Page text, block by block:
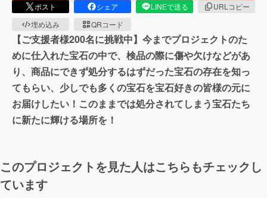
ポスト シェア LINEで送る
URLコピー
埋め込み
QRコード
【ご支援者様200名に挑戦中】今までプロジェクトのた
めに仕入れた宝石の中で、検品の際に傷や欠けなどがあ
り、商品にできず処分するはずだった宝石の存在を知っ
てもらい、少しでも多くの宝石を宝石好きの皆様の元に
お届けしたい！このままでは処分されてしまう宝石たち
に新たに輝ける場所を！
このプロジェクトを見た人はこちらもチェックし
ています